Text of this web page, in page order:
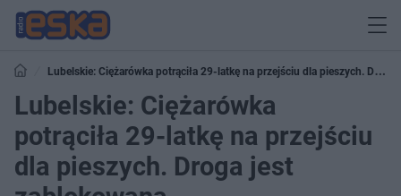
Lubelskie: Ciężarówka potrąciła 29-latkę na przejściu dla pieszych. Droga
jest zablokowana
Lubelskie: Ciężarówka
potrąciła 29-latkę na przejściu
dla pieszych. Droga jest